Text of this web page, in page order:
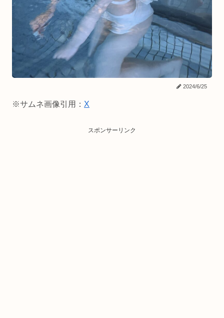
2024/6/25
※サムネ画像引用： X
スポンサーリンク